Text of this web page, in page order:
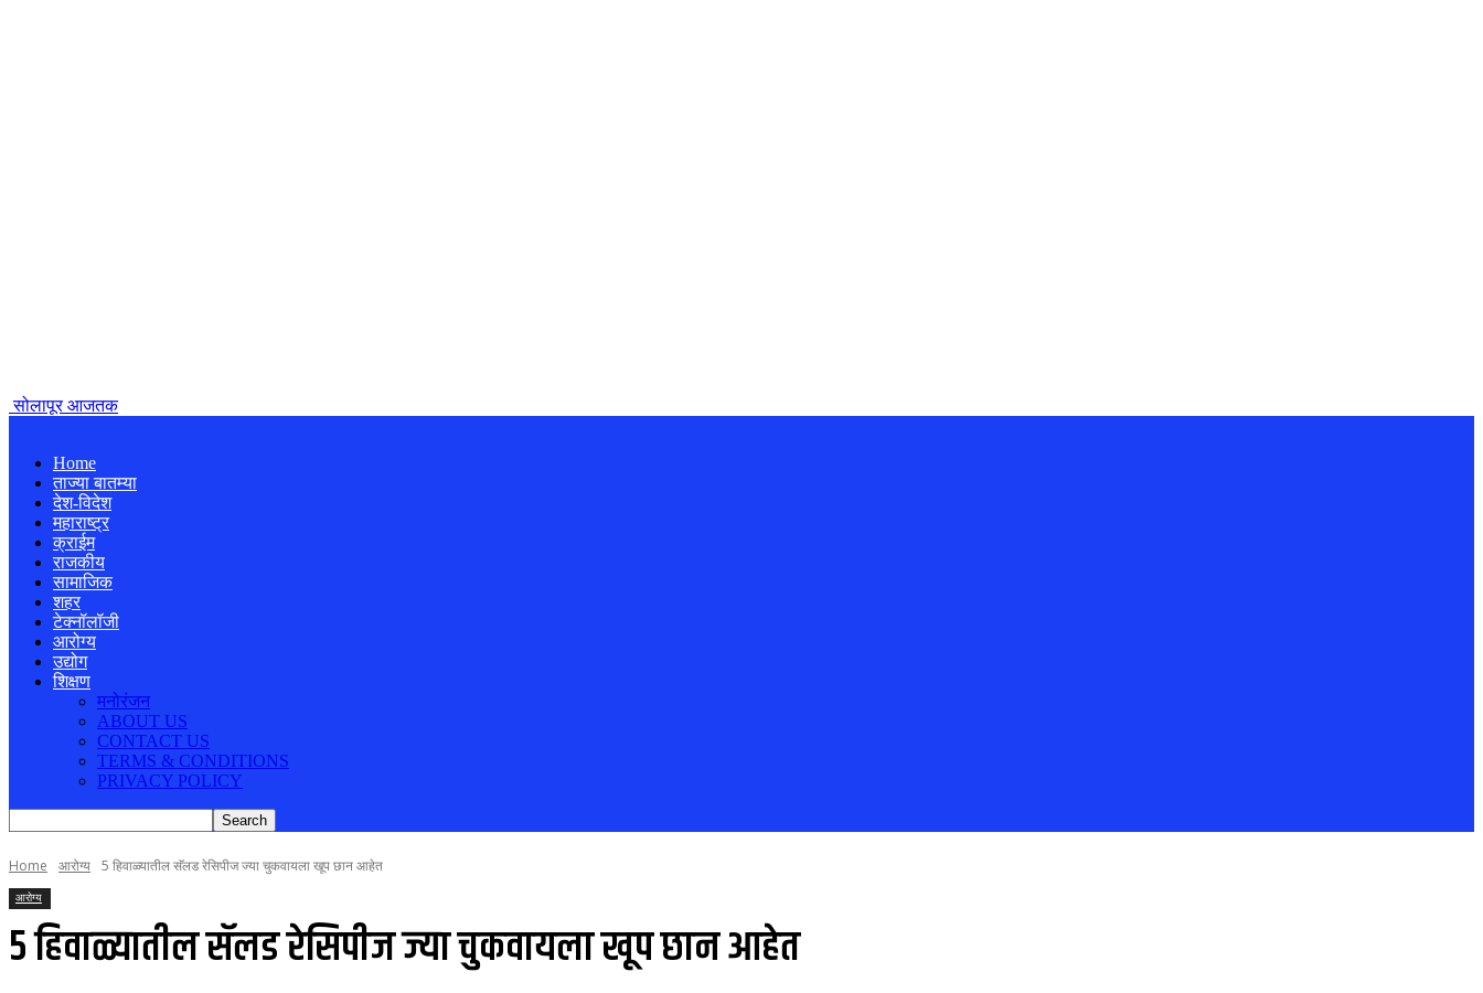
सोलापूर आजतक
Home
ताज्या बातम्या
देश-विदेश
महाराष्ट्र
क्राईम
राजकीय
सामाजिक
शहर
टेक्नॉलॉजी
आरोग्य
उद्योग
शिक्षण
मनोरंजन
ABOUT US
CONTACT US
TERMS & CONDITIONS
PRIVACY POLICY
Home आरोग्य 5 हिवाळ्यातील सॅलड रेसिपीज ज्या चुकवायला खूप छान आहेत
आरोग्य
5 हिवाळ्यातील सॅलड रेसिपीज ज्या चुकवायला खूप छान आहेत